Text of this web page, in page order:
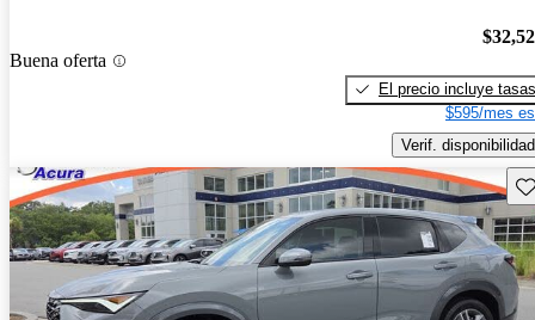
Buena oferta
El precio incluye tasas
$595/mes
Verif. disponibilidad